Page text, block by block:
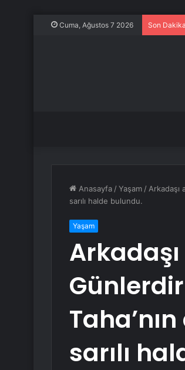
Cuma, Ağustos 7 2026 Son
Anasayfa /Yaşam / Arkadaşı
sarılı halde bulundu.
Yaşam
sarılı